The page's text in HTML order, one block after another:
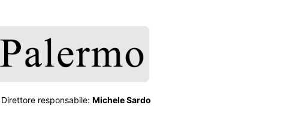
responsabile: Michele Sardo